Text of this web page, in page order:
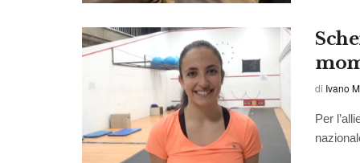
di Ivano
Per